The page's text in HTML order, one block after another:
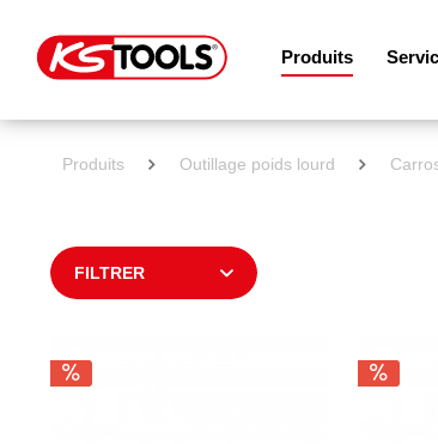
Produits
Produits Outillage poids lourd
FILTRER